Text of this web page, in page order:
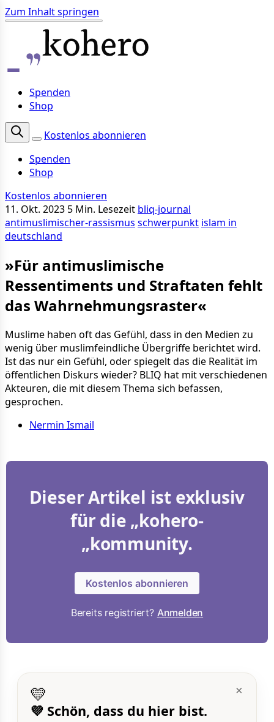
Zum Inhalt springen
Spenden
Shop
Kostenlos abonnieren
Spenden
Shop
Kostenlos abonnieren
11. Okt. 2023 5 Min. Lesezeit bliq-journal
antimuslimischer-rassismus schwerpunkt islam in
deutschland
»Für anti­mus­limi­sche
Ressentiments und Straf­taten fehlt
das Wahr­neh­mungs­raster«
Muslime haben oft das Gefühl, dass in den Medien zu
wenig über muslimfeindliche Übergriffe berichtet wird.
Ist das nur ein Gefühl, oder spiegelt das die Realität im
öffentlichen Diskurs wieder? BLIQ hat mit verschiedenen
Akteuren, die mit diesem Thema sich befassen,
gesprochen.
Nermin Ismail
Dieser Artikel ist exklusiv
für die „kohero-
„kommunity.
Kostenlos abonnieren
Bereits registriert? Anmelden
×
💛
💜 Schön, dass du hier bist.